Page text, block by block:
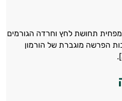
תחושת לחץ וחרדה הגורמים
הפרשה מוגברת של הורמון